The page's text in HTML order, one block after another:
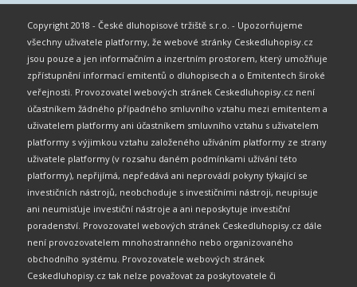
Copyright 2018 - České dluhopisové tržiště s.r.o. - Upozorňujeme
všechny uživatele platformy, že webové stránky Ceskedluhopisy.cz
jsou pouze a jen informačním a inzertním prostorem, který umožňuje
zpřístupnění informací emitentů o dluhopisech a o Emitentech široké
veřejnosti. Provozovatel webových stránek Ceskedluhopisy.cz není
účastníkem žádného případného smluvního vztahu mezi emitentem a
uživatelem platformy ani účastníkem smluvního vztahu s uživatelem
platformy s výjimkou vztahu založeného užíváním platformy ze strany
uživatele platformy (v rozsahu daném podmínkami užívání této
platformy), nepřijímá, nepředává ani neprovádí pokyny týkající se
investičních nástrojů, neobchoduje s investičními nástroji, neupisuje
ani neumisťuje investiční nástroje a ani neposkytuje investiční
poradenství. Provozovatel webových stránek Ceskedluhopisy.cz dále
není provozovatelem mnohostranného nebo organizovaného
obchodního systému. Provozovatele webových stránek
Ceskedluhopisy.cz tak nelze považovat za poskytovatele či